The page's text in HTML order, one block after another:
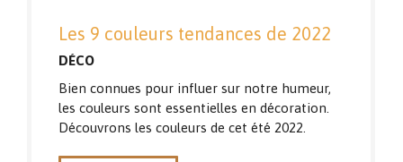
Les 9 couleurs tendances de 2022
DÉCO
Bien connues pour influer sur notre humeur,
les couleurs sont essentielles en décoration.
Découvrons les couleurs de cet été 2022.